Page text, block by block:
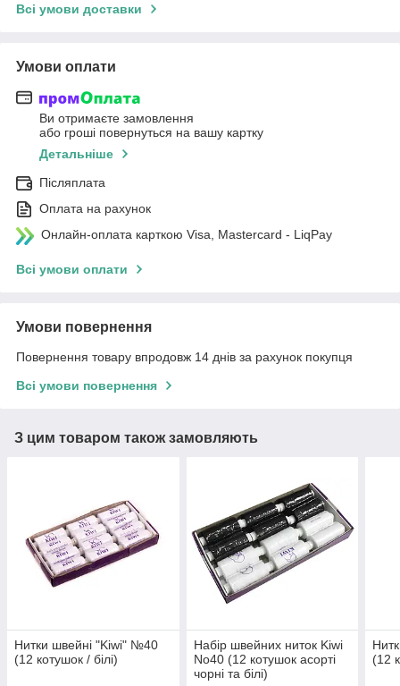
Всі умови доставки
Умови оплати
Ви отримаєте замовлення
або гроші повернуться на вашу картку
Детальніше
Післяплата
Оплата на рахунок
Онлайн-оплата карткою Visa, Mastercard - LiqPay
Всі умови оплати
Умови повернення
Повернення товару впродовж 14 днів за рахунок покупця
Всі умови повернення
З цим товаром також замовляють
Нитки швейні "Kiwi" №40
(12 котушок / білі)
Набір швейних ниток Kiwi
No40 (12 котушок асорті
чорні та білі)
(12